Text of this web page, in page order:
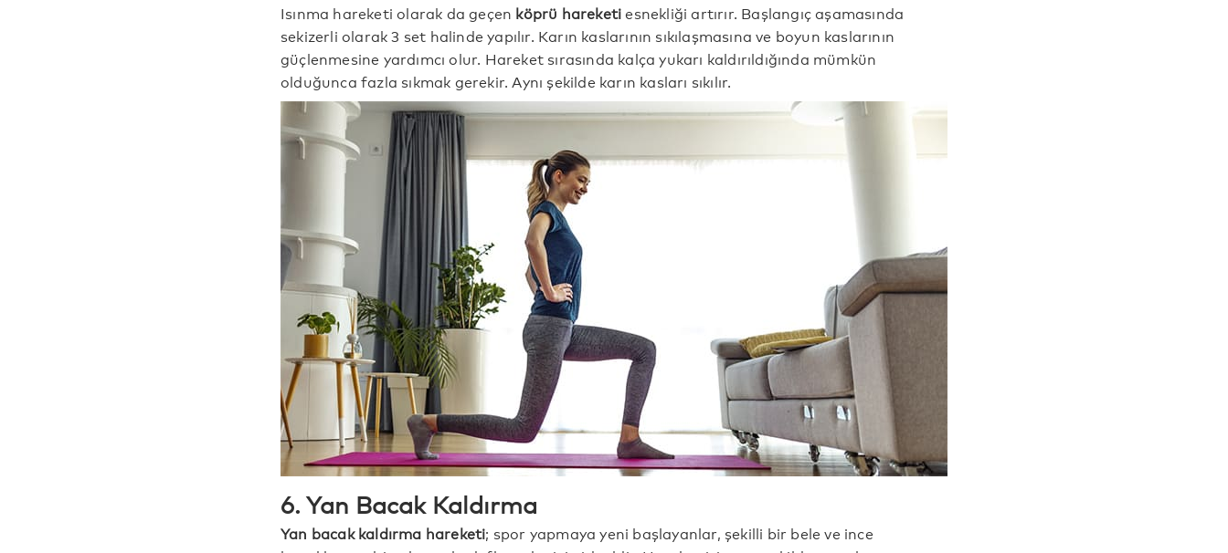
Isınma hareketi olarak da geçen köprü hareketiesnekliği artırır. Başlangıç aşamasında
sekizerli olarak 3 set halinde yapılır. Karın kaslarının sıkılaşmasına ve boyun kaslarının
güçlenmesine yardımcı olur. Hareket sırasında kalça yukarı kaldırıldığında mümkün
olduğunca fazla sıkmak gerekir. Aynı şekilde karın kasları sıkılır.
6. Yan Bacak Kaldırma
Yan bacak kaldırma hareketi; spor yapmaya yeni başlayanlar, şekilli bir bele ve ince